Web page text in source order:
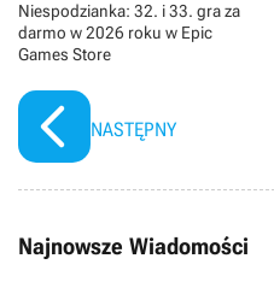
Niespodzianka: 32. i 33. gra za
darmo w 2026 roku w Epic
Games Store
NASTĘPNY
Najnowsze Wiadomości